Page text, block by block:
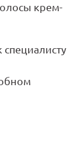
крем-
специалисту